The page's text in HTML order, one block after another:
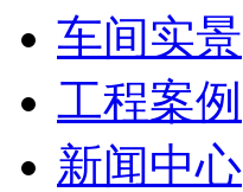
车间实景
工程案例
新闻中心